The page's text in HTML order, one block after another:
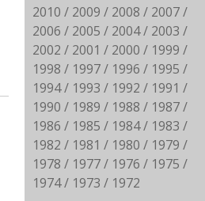
2010
2009 2008
2007
2006
2005 2004
2003
2002
2001 2000
1999
1998
1997 1996
1995
1994
1993 1992
1991
1990
1989 1988
1987
1986
1985 1984
1983
1982
1981 1980
1979
1978
1977 1976
1975
1974
1973 1972